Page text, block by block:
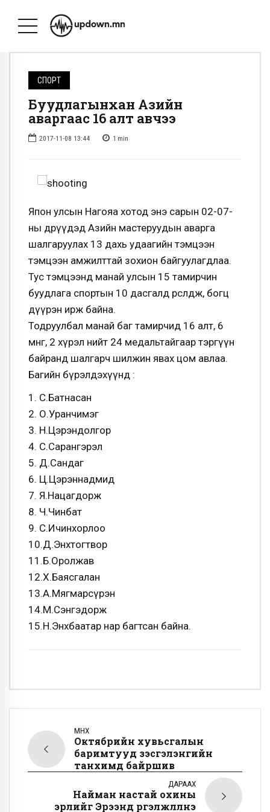
СПОРТ
Буудлагынхан Азийн
аваргаас 16 алт авчээ
2017-11-08 13:44 1 min
Япон улсын Нагояа хотод энэ сарын 02-07-
ны өдрүүдэд Азийн мастеруудын аварга
шалгаруулах 13 дахь удаагийн тэмцээн
тэмцээн амжилттай зохион байгуулагдлаа.
Тус тэмцээнд манай улсын 15 тамирчин
буудлага спортын 10 дасгалд өрсөлдөж, богц
дүүрэн ирж байна.
Тодруулбал манай баг тамирчид 16 алт, 6
мөнгө, 2 хүрэл нийт 24 медальтайгаар тэргүүн
байранд шалгарч шилжин явах цом авлаа.
Багийн бүрэлдэхүүнд :
1. С.Батнасан
2. О.Уранчимэг
3. Н.Цэрэндолгор
4. С.Сарангэрэл
5. Д.Сандаг
6. Ц.Цэрэннадмид
7. Я.Нацагдорж
8. Ч.Чинбат
9. С.Ичинхорлоо
10.Д.Энхтогтвор
11.Б.Оролжав
12.Х.Баясгалан
13.А.Мягмарсүрэн
14.М.Сэнгэдорж
15.Н.Энхбаатар нар багтсан байна.
ӨМНӨХ
Октябрийн хувьсгалын
баримтууд үзэсгэлэнгийн
танхимд байршив
ДАРААХ
Найман настай охины
эрлийг Эрээнд үргэлжлүүлнэ